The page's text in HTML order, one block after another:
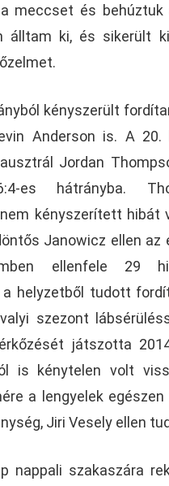
meccset és
álltam ki, és sikerült
kényszerült
Anderson is. A 20.
Jordan
es hátrányba.
kényszerített hibát
Janowicz ellen az
ellenfele 29
helyzetből tudott
szezont
játszotta
is kénytelen volt
a lengyelek
Jiri Vesely ellen
nappali szakaszára